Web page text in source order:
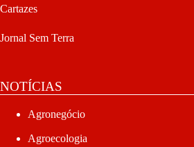
Cartazes
Jornal Sem Terra
NOTÍCIAS
Agronegócio
Agroecologia